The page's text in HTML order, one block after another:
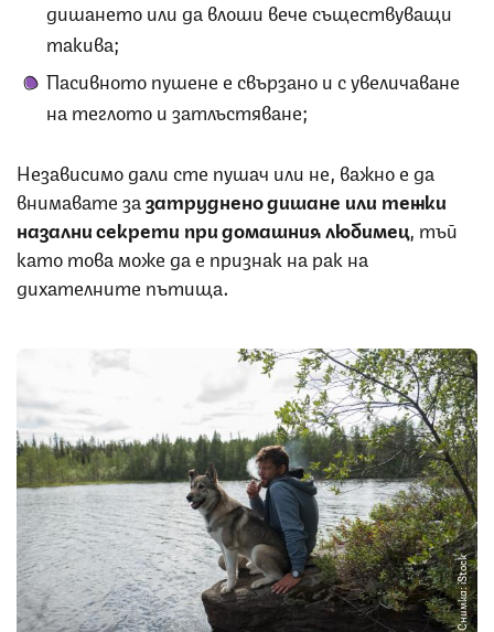
дишането или да влоши вече съществуващи
такива;
Пасивното пушене е свързано и с увеличаване
на теглото и затлъстяване;
Независимо дали сте пушач или не, важно е да
внимавате зазатруднено дишане или тежки
назални секрети при домашния любимец , тъй
като това може да е признак на рак на
дихателните пътища.
Снимка: iStock